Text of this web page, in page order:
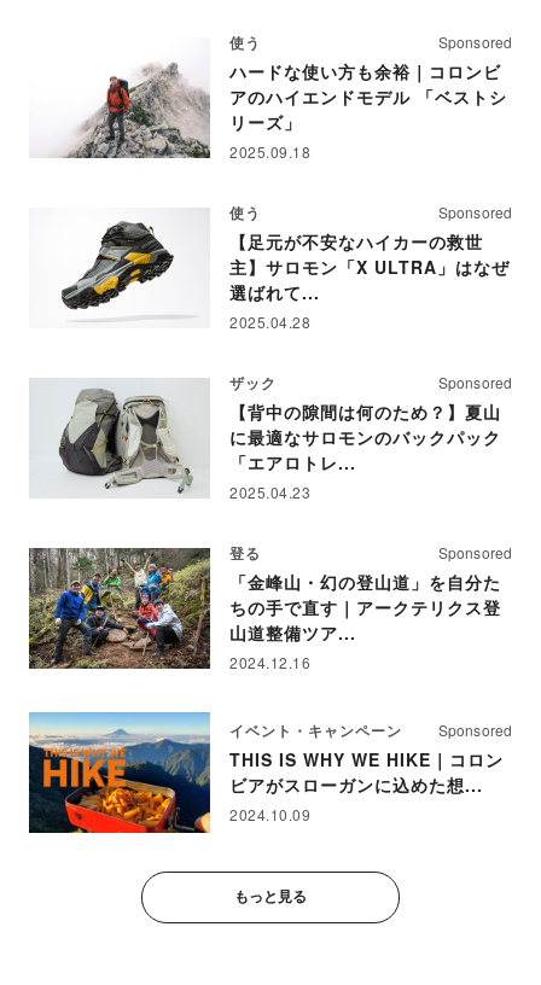
使う Sponsored
ハードな使い方も余裕｜コロンビ
アのハイエンドモデル 「ベストシ
リーズ」
2025.09.18
使う Sponsored
【足元が不安なハイカーの救世
主】サロモン「X ULTRA」はなぜ
選ばれて...
2025.04.28
ザック Sponsored
【背中の隙間は何のため？】夏山
に最適なサロモンのバックパック
「エアロトレ...
2025.04.23
登る Sponsored
「金峰山・幻の登山道」を自分た
ちの手で直す｜アークテリクス登
山道整備ツア...
2024.12.16
イベント・キャンペーン Sponsored
THIS IS WHY WE HIKE｜コロン
ビアがスローガンに込めた想...
2024.10.09
もっと見る